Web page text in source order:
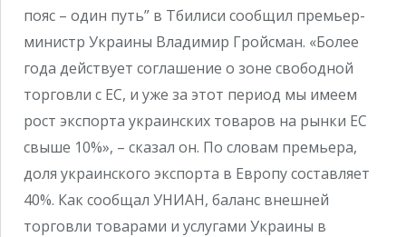
пояс – один путь” в Тбилиси сообщил премьер-
министр Украины Владимир Гройсман. «Более
года действует соглашение о зоне свободной
торговли с ЕС, и уже за этот период мы имеем
рост экспорта украинских товаров на рынки ЕС
свыше 10%», – сказал он. По словам премьера,
доля украинского экспорта в Европу составляет
40%. Как сообщал УНИАН, баланс внешней
торговли товарами и услугами Украины в